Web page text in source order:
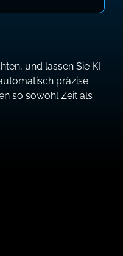
und lassen Sie KI
präzise
so sowohl Zeit als